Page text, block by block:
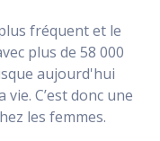
fréquent et le
plus de 58 000
aujourd'hui
C’est donc une
les femmes.